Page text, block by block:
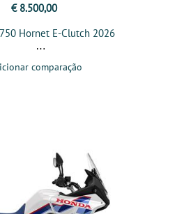
€ 8.500,00
Hornet E-Clutch 2026
comparação